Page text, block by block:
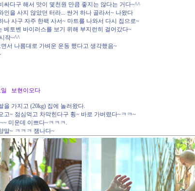
싸다구 해서 맛이 몇천원 만큼 좋지는 않다는 거다~^^
인을 사지 않았던 터라... 싼거 하나 골라서~ 나왔다
나 사구 자주 한팩 사서~ 마트를 나와서 다시 집으로~
베토벤 바이러스를 보기 위해 부지런히 걸어갔다~
작~^^
서 나름대로 가벼운 운동 했다고 생각했음~
일 보현이오다
을 가지고 (20kg) 집에 놀러왔다.
고~ 점심먹고 차막힌다구 휭~ 바로 가버렸다~ㅋㅋ~
미운데 이쁘다~ㅋㅋㅋ.
말~ ㅋㅋㅋ 잼나다~